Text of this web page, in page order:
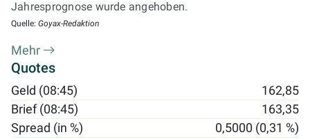
Jahresprognose wurde angehoben.
Quelle: Goyax-Redaktion
Mehr
Quotes
Geld (08:45)
162,85
Brief (08:45)
163,35
Spread (in %)
0,5000 (0,31 %)